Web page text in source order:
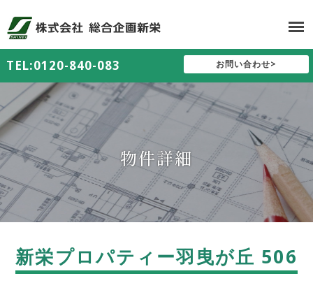
TEL:0120-840-083 お問い合わせ>
物件詳細
新栄プロパティー羽曳が丘 506